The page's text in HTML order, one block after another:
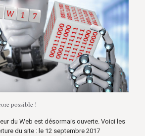
possible !
du Web est désormais ouverte. Voici les
du site : le 12 septembre 2017